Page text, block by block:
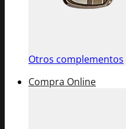
Otros complementos
Compra Online